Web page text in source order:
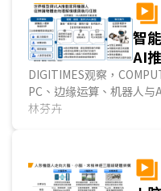
功率控制走向智驾核心运
Physical AI应用的潜力。...
智
AI
DIGITIMES观察，
PC、边缘运算、机器人
智能家居领域观察，高通
Physical AI与机器人控制
展示走向实际部署的条
林芬卉